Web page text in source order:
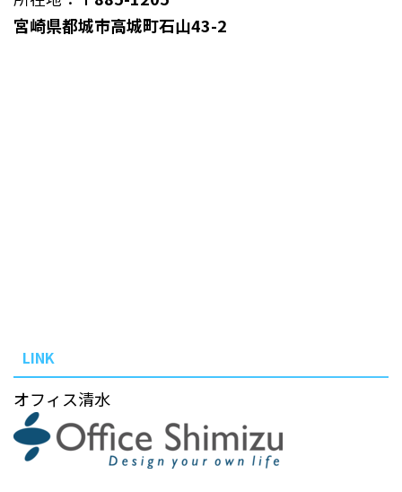
宮崎県都城市高城町石山43-2
LINK
オフィス清水